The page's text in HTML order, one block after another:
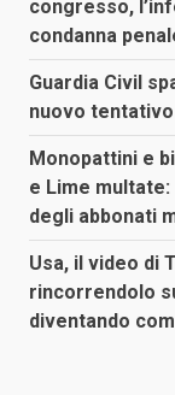
congresso,
condanna
Guardia Civil
nuovo
Monopattini e
e Lime
degli abbonati
Usa, il video di
rincorrendolo
diventando